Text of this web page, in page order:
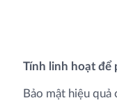
Tính linh hoạt để
Bảo mật hiệu